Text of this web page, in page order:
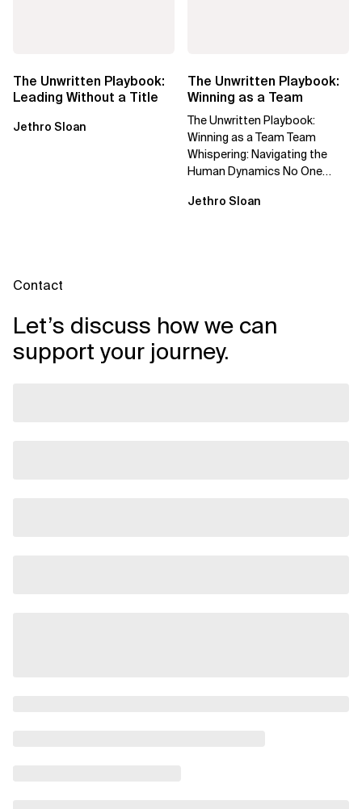
The Unwritten Playbook:
Leading Without a Title
Jethro Sloan
The Unwritten Playbook:
Winning as a Team
The Unwritten Playbook:
Winning as a Team Team
Whispering: Navigating the
Human Dynamics No One
through three...
Jethro Sloan
Contact
Let’s discuss how we can
support your journey.